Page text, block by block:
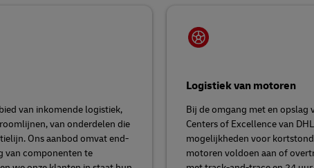
van inkomende logistiek,
van onderdelen die
Ons aanbod omvat end-
van componenten te
Logistiek van motoren
Bij de omgang met en opslag
Centers of Excellence van
mogelijkheden voor
motoren voldoen aan of